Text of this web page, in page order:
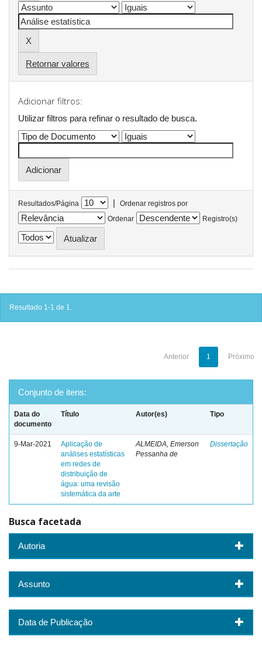
Retornar valores
Adicionar filtros:
Utilizar filtros para refinar o resultado de busca.
Resultados/Página |
Ordenar registros por
Ordenar
Registro(s)
Resultado 1-1 de 1.
Anterior 1 Próximo
Conjunto de itens:
Data do
documento
Título Autor(es) Tipo
9-Mar-2021
Aplicação de
análises estatísticas
em redes de
distribuição de
água: uma revisão
sistemática da arte
ALMEIDA, Emerson
Pessanha de
Dissertação
Busca facetada
Autoria
Assunto
Data de Publicação